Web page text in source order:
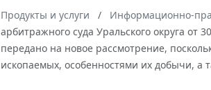
Продукты и услуги Информационно-
арбитражного суда Уральского округа
передано на новое рассмотрение,
ископаемых, особенностями их добычи, а